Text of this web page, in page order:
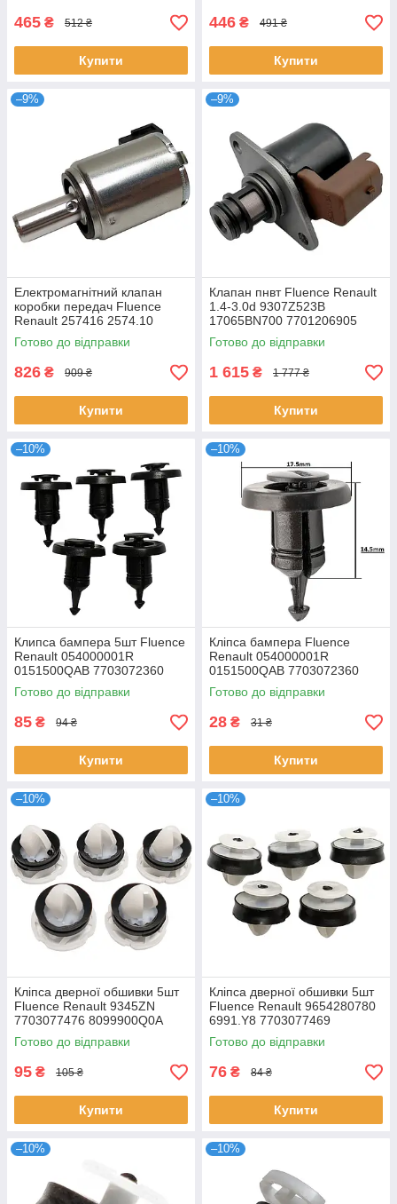
465 ₴ 512 ₴
Купити
446 ₴ 491 ₴
Купити
–9%
Електромагнітний клапан
коробки передач Fluence
Renault 257416 2574.10
7701208174 257410
Готово до відправки
826 ₴ 909 ₴
Купити
–9%
Клапан пнвт Fluence Renault
1.4-3.0d 9307Z523B
17065BN700 7701206905
4S4Q9G586AA 1329098
Готово до відправки
1 615 ₴ 1 777 ₴
Купити
–10%
Клипса бампера 5шт Fluence
Renault 054000001R
0151500QAB 7703072360
7703081217
Готово до відправки
85 ₴ 94 ₴
Купити
–10%
Кліпса бампера Fluence
Renault 054000001R
0151500QAB 7703072360
7703081217
Готово до відправки
28 ₴ 31 ₴
Купити
–10%
Кліпса дверної обшивки 5шт
Fluence Renault 9345ZN
7703077476 8099900Q0A
Готово до відправки
95 ₴ 105 ₴
Купити
–10%
Кліпса дверної обшивки 5шт
Fluence Renault 9654280780
6991.Y8 7703077469
Готово до відправки
76 ₴ 84 ₴
Купити
–10% –10%